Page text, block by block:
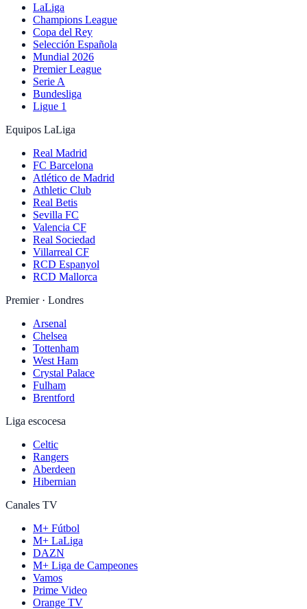
LaLiga
Champions League
Copa del Rey
Selección Española
Mundial 2026
Premier League
Serie A
Bundesliga
Ligue 1
Equipos LaLiga
Real Madrid
FC Barcelona
Atlético de Madrid
Athletic Club
Real Betis
Sevilla FC
Valencia CF
Real Sociedad
Villarreal CF
RCD Espanyol
RCD Mallorca
Premier · Londres
Arsenal
Chelsea
Tottenham
West Ham
Crystal Palace
Fulham
Brentford
Liga escocesa
Celtic
Rangers
Aberdeen
Hibernian
Canales TV
M+ Fútbol
M+ LaLiga
DAZN
M+ Liga de Campeones
Vamos
Prime Video
Orange TV